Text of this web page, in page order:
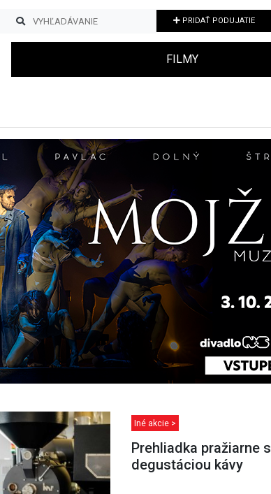
PRIDAŤ PODUJATIE
FILMY
Iné akcie >
Prehliadka pražiarne s
degustáciou kávy